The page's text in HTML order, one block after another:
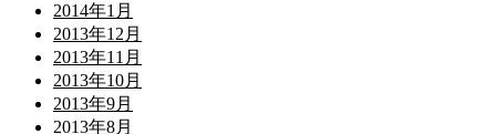
2014年1月
2013年12月
2013年11月
2013年10月
2013年9月
2013年8月